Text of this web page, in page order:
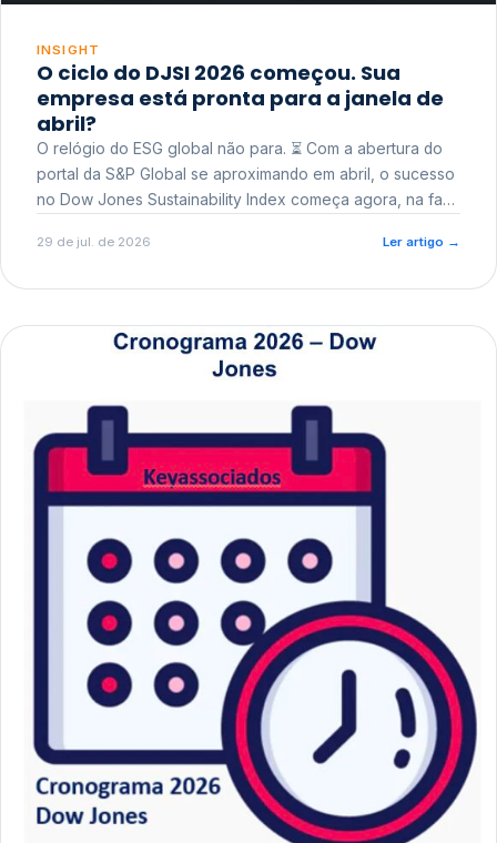
INSIGHT
O ciclo do DJSI 2026 começou. Sua
empresa está pronta para a janela de
abril?
O relógio do ESG global não para. ⏳ Com a abertura do
portal da S&P Global se aproximando em abril, o sucesso
no Dow Jones Sustainability Index começa agora, na fase
29 de jul. de 2026 Ler artigo →